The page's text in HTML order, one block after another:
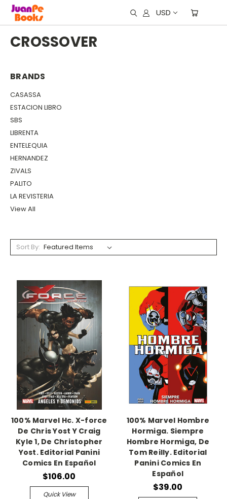
USD
CROSSOVER
BRANDS
CASASSA
ESTACION LIBRO
SBS
LIBRENTA
ENTELEQUIA
HERNANDEZ
ZIVALS
PALITO
LA REVISTERIA
View All
Sort By:
100% Marvel Hc. X-force
De Chris Yost Y Craig
Kyle 1, De Christopher
Yost. Editorial Panini
Comics En Español
$106.00
Quick View
100% Marvel Hombre
Hormiga. Siempre
Hombre Hormiga, De
Tom Reilly. Editorial
Panini Comics En
Español
$39.00